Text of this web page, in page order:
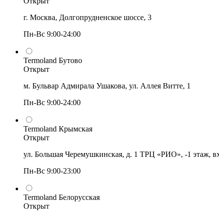
г. Москва, Долгопрудненское шоссе, 3
Пн-Вс 9:00-24:00
Termoland Бутово
Открыт
м. Бульвар Адмирала Ушакова, ул. Аллея Витте, 1
Пн-Вс 9:00-24:00
Termoland Крымская
Открыт
ул. Большая Черемушкинская, д. 1 ТРЦ «РИО», -1 этаж,
Пн-Вс 9:00-23:00
Termoland Белорусская
Открыт